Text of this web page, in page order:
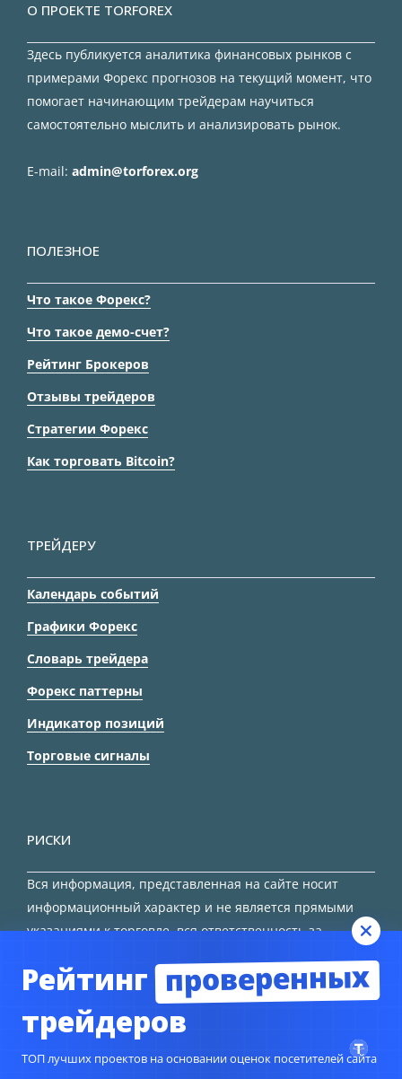
О ПРОЕКТЕ TORFOREX
Здесь публикуется аналитика финансовых рынков с
примерами Форекс прогнозов на текущий момент, что
помогает начинающим трейдерам научиться
самостоятельно мыслить и анализировать рынок.
E-mail: admin@torforex.org
ПОЛЕЗНОЕ
Что такое Форекс?
Что такое демо-счет?
Рейтинг Брокеров
Отзывы трейдеров
Стратегии Форекс
Как торговать Bitcoin?
ТРЕЙДЕРУ
Календарь событий
Графики Форекс
Словарь трейдера
Форекс паттерны
Индикатор позиций
Торговые сигналы
РИСКИ
Вся информация, представленная на сайте носит
информационный характер и не является прямыми
указаниями к торговле, вся ответственность за
Рейтинг проверенных
трейдеров
ТОП лучших проектов на основании оценок посетителей сайта